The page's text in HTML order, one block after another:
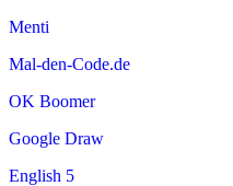
Menti
Mal-den-Code.de
OK Boomer
Google Draw
English 5